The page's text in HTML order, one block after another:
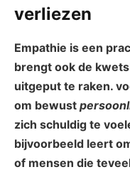
verliezen
Empathie is een
brengt ook de
uitgeput te raken.
om bewust
zich schuldig te
bijvoorbeeld leert
of mensen die